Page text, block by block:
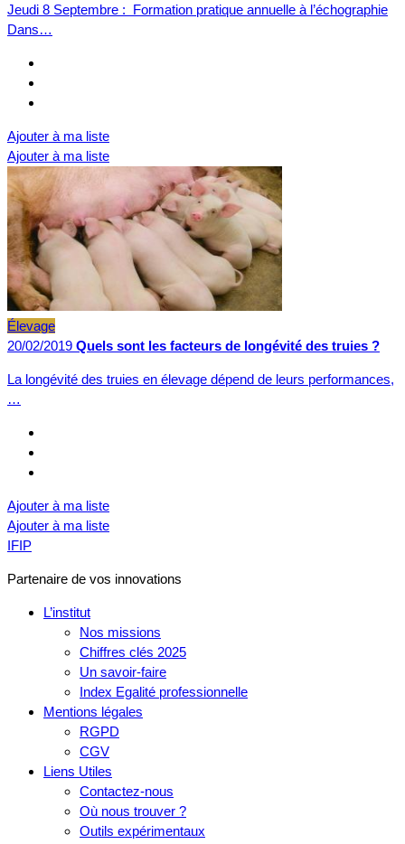
Jeudi 8 Septembre : Formation pratique annuelle à l’échographie
Dans…
Ajouter à ma liste
Ajouter à ma liste
Élevage
20/02/2019 Quels sont les facteurs de longévité des truies ?
La longévité des truies en élevage dépend de leurs performances,
…
Ajouter à ma liste
Ajouter à ma liste
IFIP
Partenaire de vos innovations
L’institut
Nos missions
Chiffres clés 2025
Un savoir-faire
Index Egalité professionnelle
Mentions légales
RGPD
CGV
Liens Utiles
Contactez-nous
Où nous trouver ?
Outils expérimentaux